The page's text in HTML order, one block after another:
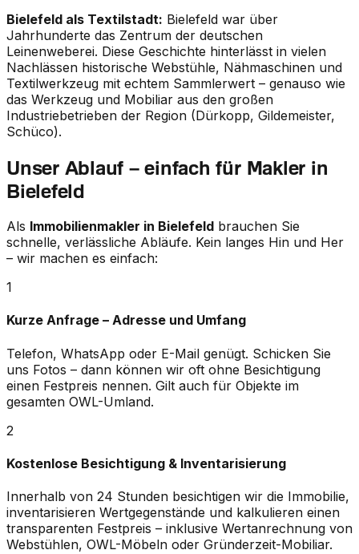
Bielefeld als Textilstadt: Bielefeld war über
Jahrhunderte das Zentrum der deutschen
Leinenweberei. Diese Geschichte hinterlässt in vielen
Nachlässen historische Webstühle, Nähmaschinen und
Textilwerkzeug mit echtem Sammlerwert – genauso wie
das Werkzeug und Mobiliar aus den großen
Industriebetrieben der Region (Dürkopp, Gildemeister,
Schüco).
Unser Ablauf – einfach für Makler in
Bielefeld
Als Immobilienmakler in Bielefeld brauchen Sie
schnelle, verlässliche Abläufe. Kein langes Hin und Her
– wir machen es einfach:
1
Kurze Anfrage – Adresse und Umfang
Telefon, WhatsApp oder E-Mail genügt. Schicken Sie
uns Fotos – dann können wir oft ohne Besichtigung
einen Festpreis nennen. Gilt auch für Objekte im
gesamten OWL-Umland.
2
Kostenlose Besichtigung & Inventarisierung
Innerhalb von 24 Stunden besichtigen wir die Immobilie,
inventarisieren Wertgegenstände und kalkulieren einen
transparenten Festpreis – inklusive Wertanrechnung von
Webstühlen, OWL-Möbeln oder Gründerzeit-Mobiliar.